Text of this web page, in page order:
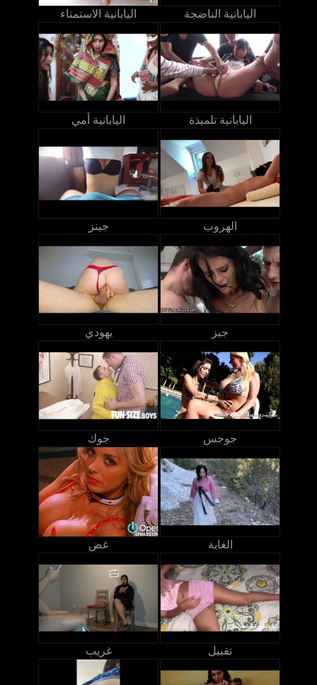
اليابانية الاستمناء اليابانية الناضجة
اليابانية أمي اليابانية تلميذة
جينز الهروب
يهودي جيز
جوك جوجس
غض الغابة
غريب تقبيل